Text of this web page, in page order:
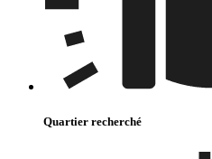
Quartier recherché